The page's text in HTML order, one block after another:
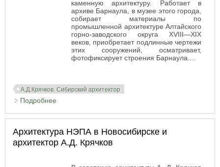
каменную архитектуру. Работает в
архиве Барнаула, в музее этого города,
собирает материалы по
промышленной архитектуре Алтайского
горно-заводского округа XVIII—XIX
веков, приобретает подлинные чертежи
этих сооружений, осматривает,
фотофиксирует строения Барнаула....
А.Д.Крячков. Сибирский архитектор
Подробнее
Архитектура НЭПА в Новосибирске и
архитектор А.Д. Крячков